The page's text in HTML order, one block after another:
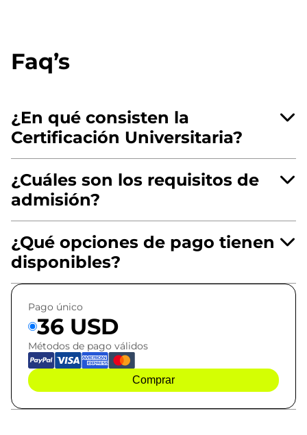
Faq’s
¿En qué consisten la
Certificación Universitaria?
¿Cuáles son los requisitos de
admisión?
¿Qué opciones de pago tienen
disponibles?
Pago único
36 USD
Métodos de pago válidos
Comprar